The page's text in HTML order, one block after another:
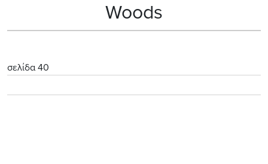
Woods
σελίδα 40